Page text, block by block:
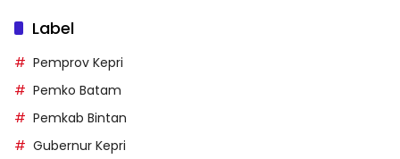
Label
Pemprov Kepri
Pemko Batam
Pemkab Bintan
Gubernur Kepri